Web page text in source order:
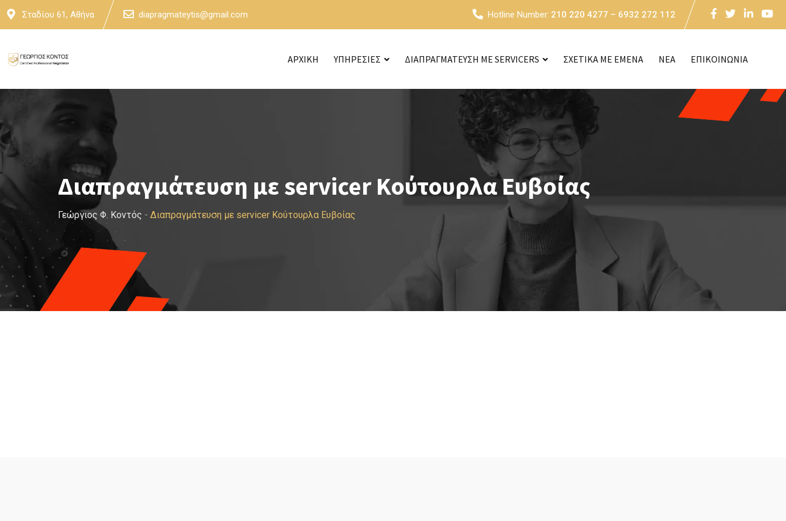
Skip
Σταδίου 61, Αθήνα diapragmateytis@gmail.com Hotline Number: 210 220 4277 – 6932 272 112
ΑΡΧΙΚΗ ΥΠΗΡΕΣΙΕΣ ΔΙΑΠΡΑΓΜΑΤΕΥΣΗ ΜΕ SERVICERS ΣΧΕΤΙΚΑ ΜΕ ΕΜΕΝΑ NEA ΕΠΙΚΟΙΝΩΝΙΑ
Διαπραγμάτευση με servicer Κούτουρλα Ευβοίας
Γεώργιος Φ. Κοντός - Διαπραγμάτευση με servicer Κούτουρλα Ευβοίας